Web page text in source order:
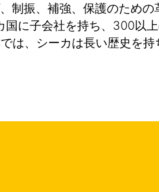
制振、補強、保護のため
に子会社を持ち、300以
は、シーカは長い歴史を